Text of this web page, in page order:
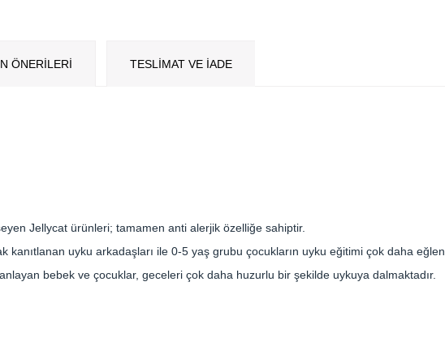
ÖNERILERI TESLİMAT VE İADE
Jellycat ürünleri; tamamen anti alerjik özelliğe sahiptir.
uyku arkadaşları ile 0-5 yaş grubu çocukların uyku eğitimi çok daha
bebek ve çocuklar, geceleri çok daha huzurlu bir şekilde uykuya dalmaktadır.